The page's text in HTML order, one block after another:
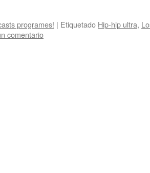
programes! | Etiquetado Hip-hip ultra,
comentario